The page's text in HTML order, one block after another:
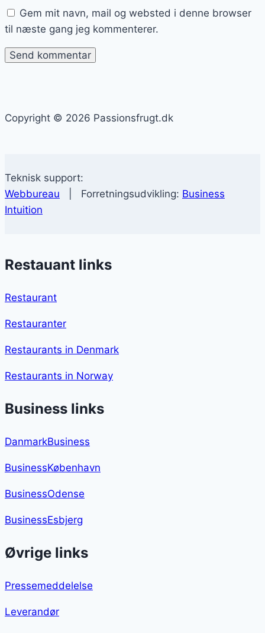
Gem mit navn, mail og websted i denne browser
til næste gang jeg kommenterer.
Copyright © 2026 Passionsfrugt.dk
Teknisk support:
Webbureau | Forretningsudvikling: Business
Intuition
Restauant links
Restaurant
Restauranter
Restaurants in Denmark
Restaurants in Norway
Business links
DanmarkBusiness
BusinessKøbenhavn
BusinessOdense
BusinessEsbjerg
Øvrige links
Pressemeddelelse
Leverandør